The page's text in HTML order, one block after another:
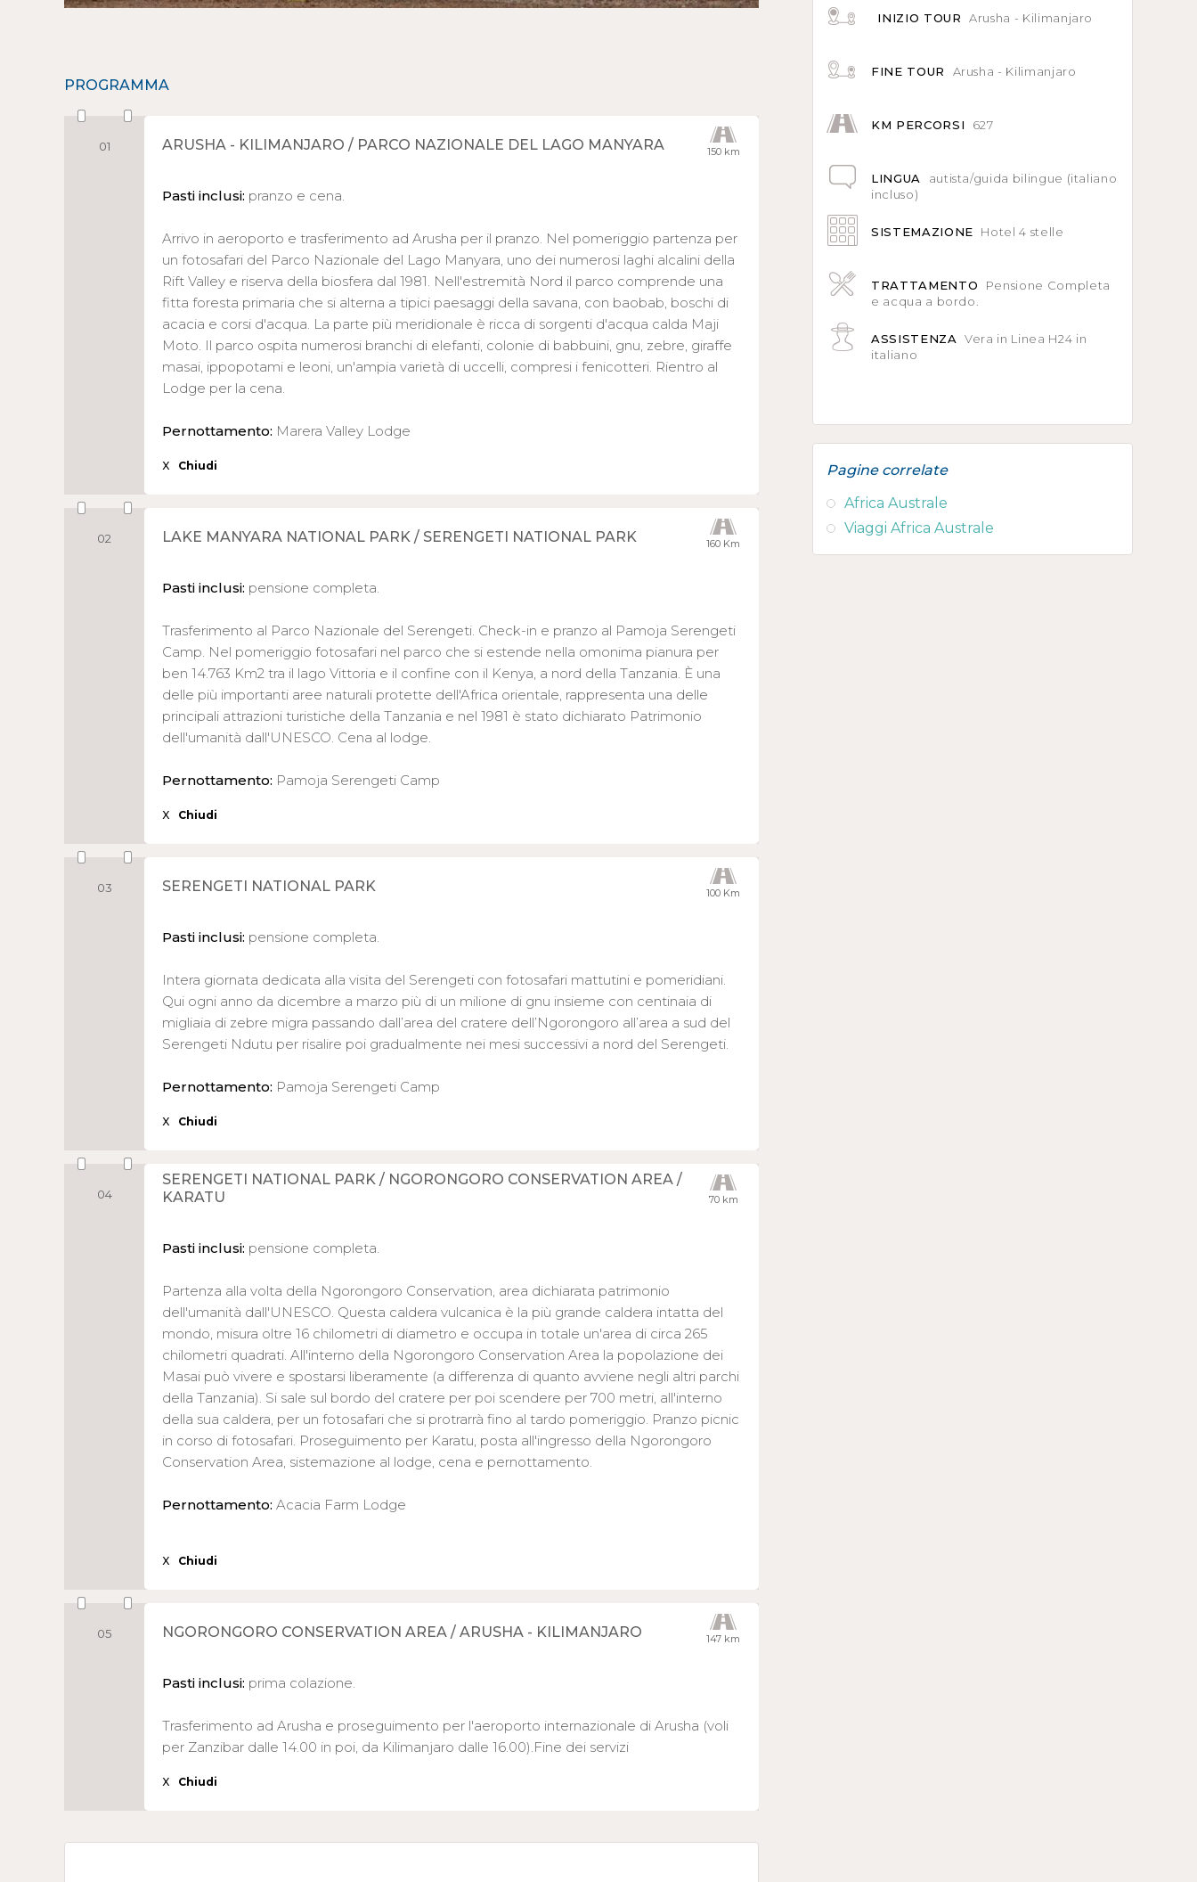
PROGRAMMA
01 150 km
ARUSHA - KILIMANJARO / PARCO NAZIONALE DEL LAGO MANYARA
Pasti inclusi: pranzo e cena.
Arrivo in aeroporto e trasferimento ad Arusha per il pranzo. Nel pomeriggio partenza per
un fotosafari del Parco Nazionale del Lago Manyara, uno dei numerosi laghi alcalini della
Rift Valley e riserva della biosfera dal 1981. Nell'estremità Nord il parco comprende una
fitta foresta primaria che si alterna a tipici paesaggi della savana, con baobab, boschi di
acacia e corsi d'acqua. La parte più meridionale è ricca di sorgenti d'acqua calda Maji
Moto. Il parco ospita numerosi branchi di elefanti, colonie di babbuini, gnu, zebre, giraffe
masai, ippopotami e leoni, un'ampia varietà di uccelli, compresi i fenicotteri. Rientro al
Lodge per la cena.
Pernottamento: Marera Valley Lodge
X Chiudi
02 160 Km
LAKE MANYARA NATIONAL PARK / SERENGETI NATIONAL PARK
Pasti inclusi: pensione completa.
Trasferimento al Parco Nazionale del Serengeti. Check-in e pranzo al Pamoja Serengeti
Camp. Nel pomeriggio fotosafari nel parco che si estende nella omonima pianura per
ben 14.763 Km2 tra il lago Vittoria e il confine con il Kenya, a nord della Tanzania. È una
delle più importanti aree naturali protette dell'Africa orientale, rappresenta una delle
principali attrazioni turistiche della Tanzania e nel 1981 è stato dichiarato Patrimonio
dell'umanità dall'UNESCO. Cena al lodge.
Pernottamento: Pamoja Serengeti Camp
X Chiudi
03 100 Km
SERENGETI NATIONAL PARK
Pasti inclusi: pensione completa.
Intera giornata dedicata alla visita del Serengeti con fotosafari mattutini e pomeridiani.
Qui ogni anno da dicembre a marzo più di un milione di gnu insieme con centinaia di
migliaia di zebre migra passando dall’area del cratere dell’Ngorongoro all’area a sud del
Serengeti Ndutu per risalire poi gradualmente nei mesi successivi a nord del Serengeti.
Pernottamento: Pamoja Serengeti Camp
X Chiudi
04 70 km
SERENGETI NATIONAL PARK / NGORONGORO CONSERVATION AREA /
KARATU
Pasti inclusi: pensione completa.
Partenza alla volta della Ngorongoro Conservation, area dichiarata patrimonio
dell'umanità dall'UNESCO. Questa caldera vulcanica è la più grande caldera intatta del
mondo, misura oltre 16 chilometri di diametro e occupa in totale un'area di circa 265
chilometri quadrati. All'interno della Ngorongoro Conservation Area la popolazione dei
Masai può vivere e spostarsi liberamente (a differenza di quanto avviene negli altri parchi
della Tanzania). Si sale sul bordo del cratere per poi scendere per 700 metri, all'interno
della sua caldera, per un fotosafari che si protrarrà fino al tardo pomeriggio. Pranzo picnic
in corso di fotosafari. Proseguimento per Karatu, posta all'ingresso della Ngorongoro
Conservation Area, sistemazione al lodge, cena e pernottamento.
Pernottamento: Acacia Farm Lodge
X Chiudi
05 147 km
NGORONGORO CONSERVATION AREA / ARUSHA - KILIMANJARO
Pasti inclusi: prima colazione.
Trasferimento ad Arusha e proseguimento per l'aeroporto internazionale di Arusha (voli
per Zanzibar dalle 14.00 in poi, da Kilimanjaro dalle 16.00).Fine dei servizi
X Chiudi
INIZIO TOUR Arusha - Kilimanjaro
FINE TOUR Arusha - Kilimanjaro
KM PERCORSI 627
LINGUA
autista/guida bilingue (italiano
incluso)
SISTEMAZIONE Hotel 4 stelle
TRATTAMENTO
Pensione Completa
e acqua a bordo.
ASSISTENZA Vera in Linea H24 in
italiano
Pagine correlate
Africa Australe
Viaggi Africa Australe